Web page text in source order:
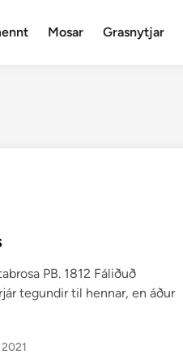
Mosar Grasnytjar
PB. 1812 Fáliðuð
tegundir til hennar, en áður